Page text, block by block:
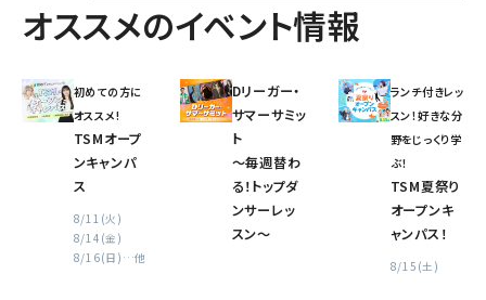
オススメのイベント情報
初めての方に
オススメ!
TSMオープ
ンキャンパ
ス
8/11(火)
8/14(金)
8/16(日) …他
Dリーガー・
サマーサミッ
ト
〜毎週替わ
る！トップダ
ンサーレッ
スン〜
ランチ付きレッ
スン！好きな分
野をじっくり学
ぶ！
TSM夏祭り
オープンキ
ャンパス！
8/15(土)